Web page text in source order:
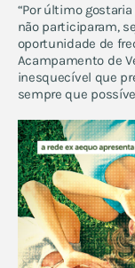
“Por último
não participaram,
oportunidade de
Acampamento de
inesquecível que
sempre que